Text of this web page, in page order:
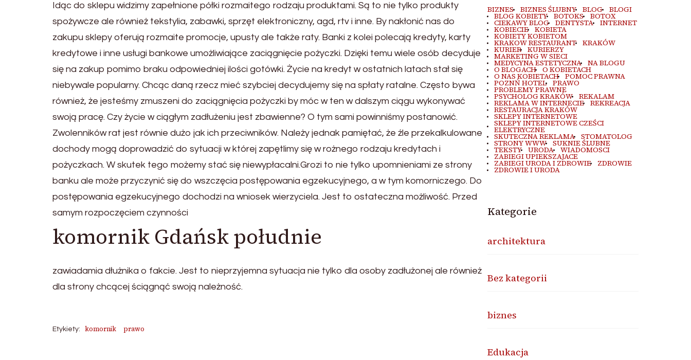
Idąc do sklepu widzimy zapełnione półki rozmaitego rodzaju produktami. Są to nie tylko produkty
spożywcze ale również tekstylia, zabawki, sprzęt elektroniczny, agd, rtv i inne. By nakłonić nas do
zakupu sklepy oferują rozmaite promocje, upusty ale także raty. Banki z kolei polecają kredyty, karty
kredytowe i inne usługi bankowe umożliwiające zaciągnięcie pożyczki. Dzięki temu wiele osób decyduje
się na zakup pomimo braku odpowiedniej ilości gotówki. Życie na kredyt w ostatnich latach stał się
niebywale popularny. Chcąc daną rzecz mieć szybciej decydujemy się na spłaty ratalne. Często bywa
również, że jesteśmy zmuszeni do zaciągnięcia pożyczki by móc w ten w dalszym ciągu wykonywać
swoją pracę. Czy życie w ciągłym zadłużeniu jest zbawienne? O tym sami powinniśmy postanowić.
Zwolenników rat jest równie dużo jak ich przeciwników. Należy jednak pamiętać, że źle przekalkulowane
dochody mogą doprowadzić do sytuacji w której zapętlimy się w rożnego rodzaju kredytach i
pożyczkach. W skutek tego możemy stać się niewypłacalni.Grozi to nie tylko upomnieniami ze strony
banku ale może przyczynić się do wszczęcia postępowania egzekucyjnego, a w tym komorniczego. Do
postępowania egzekucyjnego dochodzi na wniosek wierzyciela. Jest to ostateczna możliwość. Przed
samym rozpoczęciem czynności
komornik Gdańsk południe
zawiadamia dłużnika o fakcie. Jest to nieprzyjemna sytuacja nie tylko dla osoby zadłużonej ale również
dla strony chcącej ściągnąć swoją należność.
Etykiety: komornik prawo
BIZNES BIZNES ŚLUBNY BLOG BLOGI
BLOG KOBIETY BOTOKS BOTOX
CIEKAWY BLOG DENTYSTA INTERNET
KOBIECIE KOBIETA
KOBIETY KOBIETOM
KRAKOW RESTAURANT KRAKÓW
KURIER KURIERZY
MARKETING W SIECI
MEDYCYNA ESTETYCZNA NA BLOGU
O BLOGACH O KOBIETACH
O NAS KOBIETACH POMOC PRAWNA
POZNŃ HOTEL PRAWO
PROBLEMY PRAWNE
PSYCHOLOG KRAKÓW REKALAM
REKLAMA W INTERNECIE REKREACJA
RESTAURACJA KRAKÓW
SKLEPY INTERNETOWE
SKLEPY INTERNETOWE CZEŚCI
ELEKTRYCZNE
SKUTECZNA REKLAMA STOMATOLOG
STRONY WWW SUKNIE ŚLUBNE
TEKSTY URODA WIADOMOSCI
ZABIEGI UPIEKSZAJACE
ZABIEGI URODA I ZDROWIE ZDROWIE
ZDROWIE I URODA
Kategorie
architektura
Bez kategorii
biznes
Edukacja